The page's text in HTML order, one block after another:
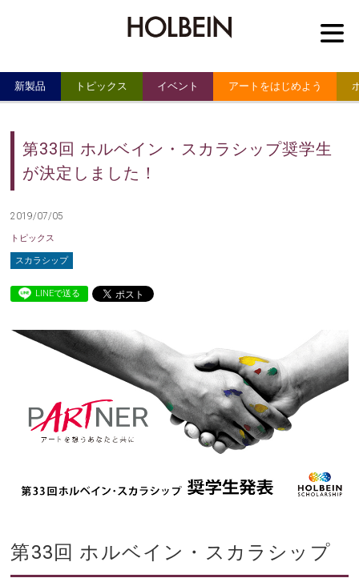
新製品 トピックス イベント アートをはじめよう
第33回 ホルベイン・スカラシップ奨学生
が決定しました！
2019/07/05
トピックス
スカラシップ
LINEで送る
第33回 ホルベイン・スカラシップ